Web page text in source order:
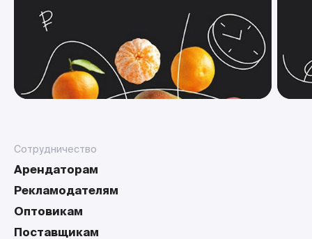
Сотрудничество
Арендаторам
Рекламодателям
Оптовикам
Поставщикам